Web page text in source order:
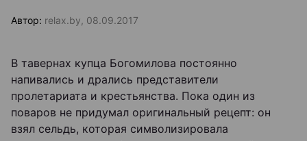
Автор: relax.by, 08.09.2017
В тавернах купца Богомилова постоянно
напивались и дрались представители
пролетариата и крестьянства. Пока один из
поваров не придумал оригинальный рецепт: он
взял сельдь, которая символизировала